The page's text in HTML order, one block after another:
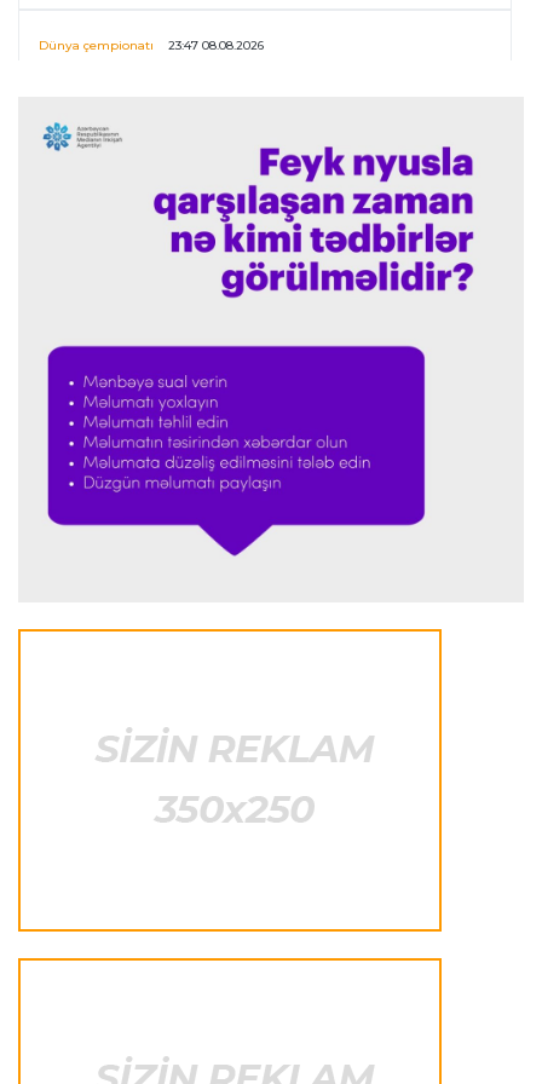
Dünya çempionatı 23:47 08.08.2026
Donald Trampın oğlu Enes Kanterin WNBA
planını dəstəklədi
“Ferrari”nin məni necə təhlil etdiyini görəndə
şoka düşdüm”
Formula-1 23:18 08.08.2026
“Ferrari”nin sabiq mühəndisi Həmiltonu
Şumaxerlə müqayisə etdi
PSJ “Mançester Yunayted”lə heç-heçə etdi